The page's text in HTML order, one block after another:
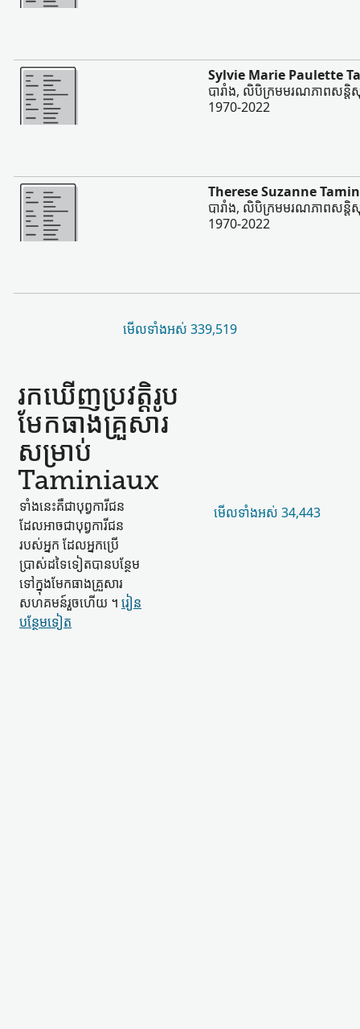
ច្រើន
Sylvie Marie Paulette
បារាំង, លិបិក្រមមរណភាពសន្ដិ
1970-2022
ច្រើន
Therese Suzanne
បារាំង, លិបិក្រមមរណភាពសន្ដិ
1970-2022
មើល​ទាំងអស់ 339,519
រកឃើញ​ប្រវត្តិរូប​
មែកធាង​គ្រួសារ​
សម្រាប់
Taminiaux
ទាំងនេះ​គឺជា​បុព្វការីជន​
ដែល​អាចជា​បុព្វការីជន​
របស់​អ្នក ដែល​អ្នកប្រើ
ប្រាស់​ដទៃ​ទៀត​បាន​បន្ថែម​
ទៅក្នុង​មែកធាង​គ្រួសារ​
សហគមន៍​រួចហើយ ។ រៀន​
បន្ថែម​ទៀត
មើល​ទាំងអស់ 34,443